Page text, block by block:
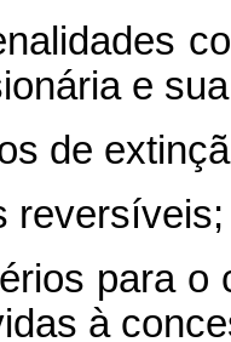
e
para o
à